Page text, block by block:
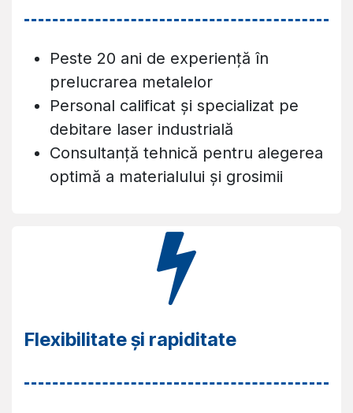
Peste 20 ani de experiență în
prelucrarea metalelor
Personal calificat și specializat pe
debitare laser industrială
Consultanță tehnică pentru alegerea
optimă a materialului și grosimii
Flexibilitate și rapiditate